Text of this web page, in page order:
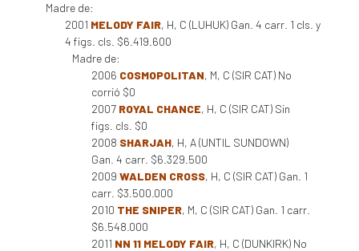
Madre de:
2001 MELODY FAIR, H, C (LUHUK) Gan. 4 carr. 1 cls. y
4 figs. cls. $6.419.600
Madre de:
2006 COSMOPOLITAN, M, C (SIR CAT) No
corrió $0
2007 ROYAL CHANCE, H, C (SIR CAT) Sin
figs. cls. $0
2008 SHARJAH, H, A (UNTIL SUNDOWN)
Gan. 4 carr. $6.329.500
2009 WALDEN CROSS, H, C (SIR CAT) Gan. 1
carr. $3.500.000
2010 THE SNIPER, M, C (SIR CAT) Gan. 1 carr.
$6.548.000
2011 NN 11 MELODY FAIR, H, C (DUNKIRK) No